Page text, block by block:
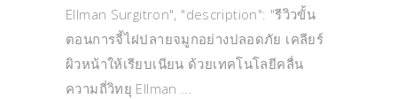
Ellman Surgitron", "description": "รีวิวขั้น
ตอนการจี้ไฝปลายจมูกอย่างปลอดภัย เคลียร์
ผิวหน้าให้เรียบเนียน ด้วยเทคโนโลยีคลื่น
ความถี่วิทยุ Ellman